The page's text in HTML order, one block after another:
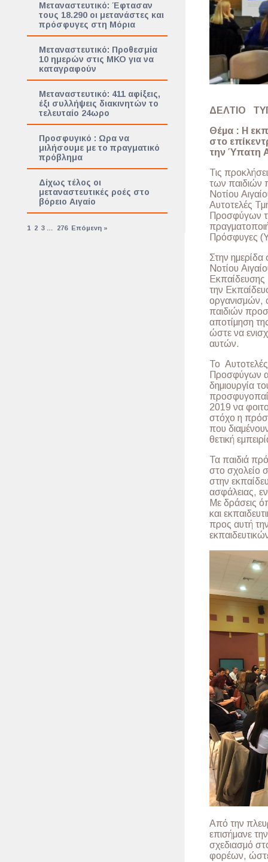
Μεταναστευτικό: Έφτασαν
τους 18.290 οι μετανάστες και
πρόσφυγες στη Μόρια
Μεταναστευτικό: Προθεσμία
10 ημερών στις ΜΚΟ για να
καταγραφούν
Μεταναστευτικό: 411 αφίξεις,
έξι συλλήψεις διακινητών το
τελευταίο 24ωρο
Προσφυγικό : Ωρα να
μιλήσουμε με το πραγματικό
πρόβλημα
Δίχως τέλος οι
μεταναστευτικές ροές στο
βόρειο Αιγαίο
1 2 3 276 Επόμενη »
ΔΕΛΤΙΟ
Θέμα : Η
στο
την Ύπατη
Τις
των παιδιών
Νοτίου
Αυτοτελές
Προσφύγων
Πρόσφυγες
Στην ημερίδα
Νοτίου
την
οργανισμών,
παιδιών
αποτίμηση
ώστε να
αυτών.
Το
Προσφύγων
δημιουργία
2019 να
στόχο η
που
θετική
Τα παιδιά
στο σχολείο
στην
ασφάλειας,
Με δράσεις
και
προς αυτή
Από την
επισήμανε
σχεδιασμό
φορέων, ώστε